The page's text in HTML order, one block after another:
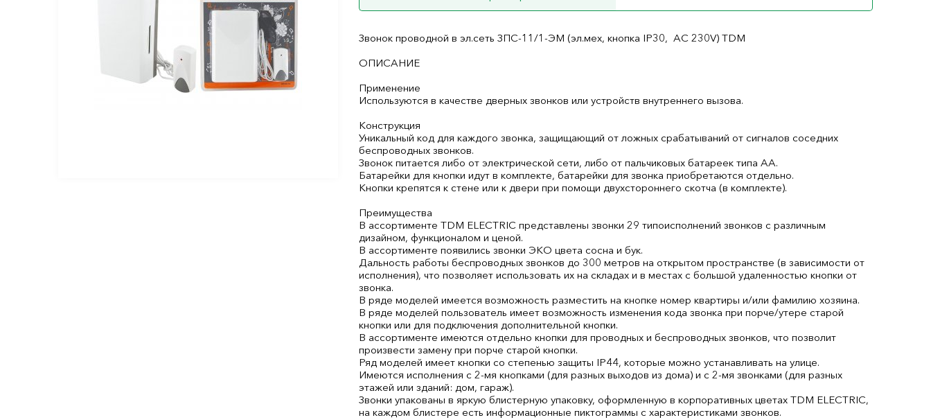
Звонок проводной в эл.сеть ЗПС-11/1-ЭМ (эл.мех, кнопка IP30, АС 230V) TDM
ОПИСАНИЕ
Применение
Используются в качестве дверных звонков или устройств внутреннего вызова.
Конструкция
Уникальный код для каждого звонка, защищающий от ложных срабатываний от сигналов соседних
беспроводных звонков.
Звонок питается либо от электрической сети, либо от пальчиковых батареек типа АА.
Батарейки для кнопки идут в комплекте, батарейки для звонка приобретаются отдельно.
Кнопки крепятся к стене или к двери при помощи двухстороннего скотча (в комплекте).
Преимущества
В ассортименте TDM ELECTRIC представлены звонки 29 типоисполнений звонков с различным
дизайном, функционалом и ценой.
В ассортименте появились звонки ЭКО цвета сосна и бук.
Дальность работы беспроводных звонков до 300 метров на открытом пространстве (в зависимости от
исполнения), что позволяет использовать их на складах и в местах с большой удаленностью кнопки от
звонка.
В ряде моделей имеется возможность разместить на кнопке номер квартиры и/или фамилию хозяина.
В ряде моделей пользователь имеет возможность изменения кода звонка при порче/утере старой
кнопки или для подключения дополнительной кнопки.
В ассортименте имеются отдельно кнопки для проводных и беспроводных звонков, что позволит
произвести замену при порче старой кнопки.
Ряд моделей имеет кнопки со степенью защиты IP44, которые можно устанавливать на улице.
Имеются исполнения с 2-мя кнопками (для разных выходов из дома) и с 2-мя звонками (для разных
этажей или зданий: дом, гараж).
Звонки упакованы в яркую блистерную упаковку, оформленную в корпоративных цветах TDM ELECTRIC,
на каждом блистере есть информационные пиктограммы с характеристиками звонков.